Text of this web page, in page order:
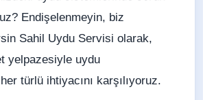
Endişelenmeyin, biz
Sahil Uydu Servisi olarak,
yelpazesiyle uydu
türlü ihtiyacını karşılıyoruz.